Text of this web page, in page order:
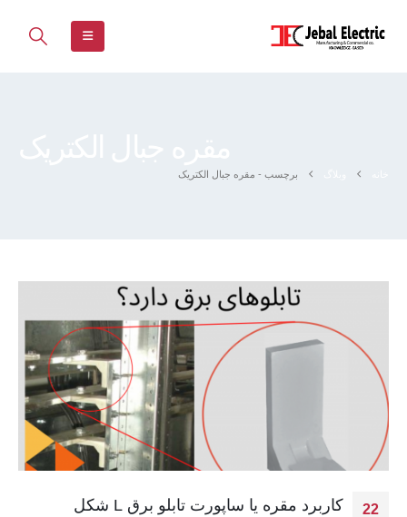
برچسب - مقره جبال الکتریک
22 کاربرد مقره یا ساپورت تابلو برق L شکل